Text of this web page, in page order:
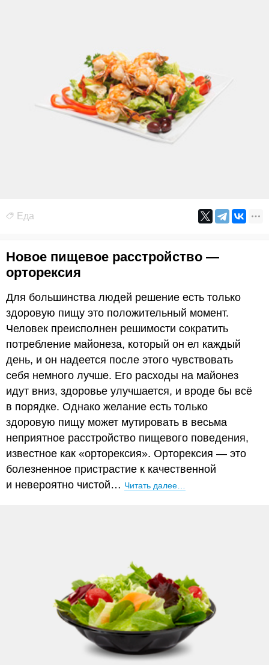
Еда
Новое пищевое расстройство —
орторексия
Для большинства людей решение есть только
здоровую пищу это положительный момент.
Человек преисполнен решимости сократить
потребление майонеза, который он ел каждый
день, и он надеется после этого чувствовать
себя немного лучше. Его расходы на майонез
идут вниз, здоровье улучшается, и вроде бы всё
в порядке. Однако желание есть только
здоровую пищу может мутировать в весьма
неприятное расстройство пищевого поведения,
известное как «орторексия». Орторексия — это
болезненное пристрастие к качественной
и невероятно чистой… Читать далее…